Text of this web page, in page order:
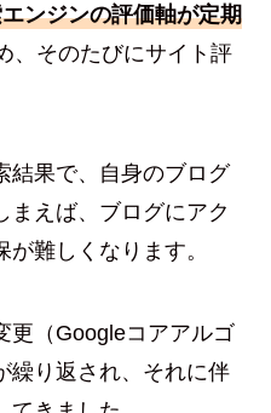
ンジンの評価軸が定期
、そのたびにサイト評
結果で、自身のブログ
まえば、ブログにアク
難しくなります。
更（Googleコアアルゴ
繰り返され、それに伴